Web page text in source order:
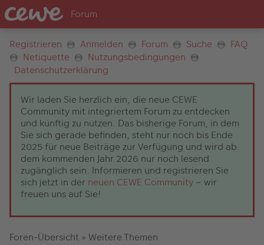
Registrieren Anmelden Forum Suche
FAQ
Netiquette
Nutzungsbedingungen
Datenschutzerklärung
Wir laden Sie herzlich ein, die neue CEWE
Community mit integriertem Forum zu entdecken
und künftig zu nutzen. Das bisherige Forum, in dem
Sie sich gerade befinden, steht nur noch bis Ende
2025 für neue Beiträge zur Verfügung und wird ab
dem kommenden Jahr 2026 nur noch lesend
zugänglich sein. Informieren und registrieren Sie
sich jetzt in der neuen CEWE Community – wir
freuen uns auf Sie!
Foren-Übersicht » Weitere Themen